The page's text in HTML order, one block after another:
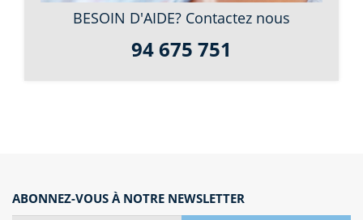
BESOIN D'AIDE? Contactez nous
94 675 751
ABONNEZ-VOUS À NOTRE NEWSLETTER